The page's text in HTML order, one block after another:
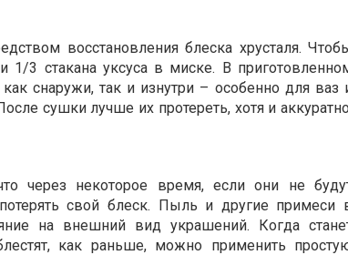
восстановления блеска хрусталя.
3 стакана уксуса в миске. В
снаружи, так и изнутри – особенно для ваз
сушки лучше их протереть, хотя и
через некоторое время, если они не
свой блеск. Пыль и другие примеси
на внешний вид украшений. Когда
как раньше, можно применить